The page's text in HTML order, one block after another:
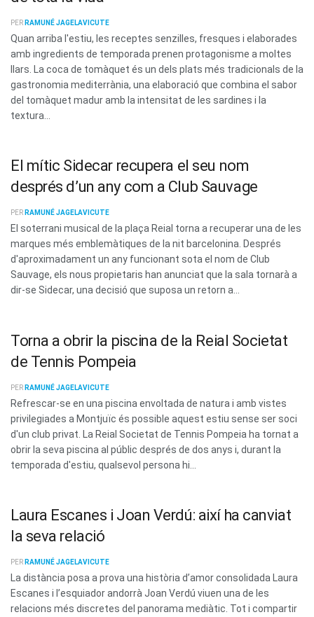
PER RAMUNÉ JAGELAVICUTE
Quan arriba l'estiu, les receptes senzilles, fresques i elaborades
amb ingredients de temporada prenen protagonisme a moltes
llars. La coca de tomàquet és un dels plats més tradicionals de la
gastronomia mediterrània, una elaboració que combina el sabor
del tomàquet madur amb la intensitat de les sardines i la
textura...
El mític Sidecar recupera el seu nom
després d’un any com a Club Sauvage
PER RAMUNÉ JAGELAVICUTE
El soterrani musical de la plaça Reial torna a recuperar una de les
marques més emblemàtiques de la nit barcelonina. Després
d'aproximadament un any funcionant sota el nom de Club
Sauvage, els nous propietaris han anunciat que la sala tornarà a
dir-se Sidecar, una decisió que suposa un retorn a...
Torna a obrir la piscina de la Reial Societat
de Tennis Pompeia
PER RAMUNÉ JAGELAVICUTE
Refrescar-se en una piscina envoltada de natura i amb vistes
privilegiades a Montjuïc és possible aquest estiu sense ser soci
d'un club privat. La Reial Societat de Tennis Pompeia ha tornat a
obrir la seva piscina al públic després de dos anys i, durant la
temporada d'estiu, qualsevol persona hi...
Laura Escanes i Joan Verdú: així ha canviat
la seva relació
PER RAMUNÉ JAGELAVICUTE
La distància posa a prova una història d’amor consolidada Laura
Escanes i l’esquiador andorrà Joan Verdú viuen una de les
relacions més discretes del panorama mediàtic. Tot i compartir